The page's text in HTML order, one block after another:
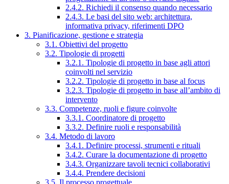
2.4.2. Richiedi il consenso quando necessario
2.4.3. Le basi del sito web: architettura,
informativa privacy, riferimenti DPO
3. Pianificazione, gestione e strategia
3.1. Obiettivi del progetto
3.2. Tipologie di progetti
3.2.1. Tipologie di progetto in base agli attori
coinvolti nel servizio
3.2.2. Tipologie di progetto in base al focus
3.2.3. Tipologie di progetto in base all’ambito di
intervento
3.3. Competenze, ruoli e figure coinvolte
3.3.1. Coordinatore di progetto
3.3.2. Definire ruoli e responsabilità
3.4. Metodo di lavoro
3.4.1. Definire processi, strumenti e rituali
3.4.2. Curare la documentazione di progetto
3.4.3. Organizzare tavoli tecnici collaborativi
3.4.4. Prendere decisioni
3.5. Il processo progettuale